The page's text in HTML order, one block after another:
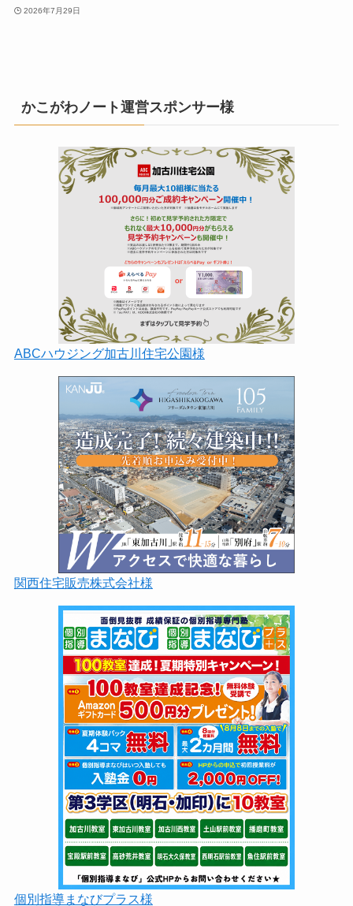
2026年7月29日
かこがわノート運営スポンサー様
ABCハウジング加古川住宅公園様
関西住宅販売株式会社様
個別指導まなびプラス様